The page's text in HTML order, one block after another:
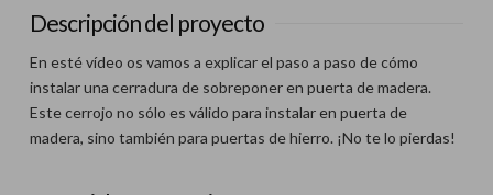
Descripción del proyecto
En esté vídeo os vamos a explicar el paso a paso de cómo
instalar una cerradura de sobreponer en puerta de madera.
Este cerrojo no sólo es válido para instalar en puerta de
madera, sino también para puertas de hierro. ¡No te lo pierdas!